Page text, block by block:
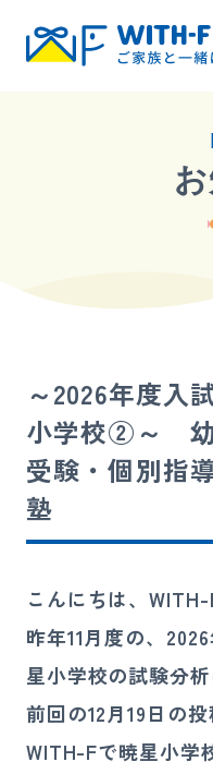
WITH-Fについ
ご入会までの
ブログ・お知ら
お電話
受付時間 10:00
お
～2026年度入
小学校②～ 幼
受験・個別指
塾
こんにちは、WITH-
昨年11月度の、
星小学校の試験分析
前回の12月19日の
WITH-Fで暁星小学